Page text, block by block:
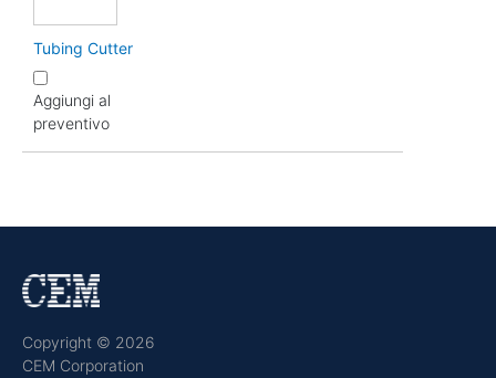
Tubing Cutter
Aggiungi al
preventivo
Copyright © 2026
CEM Corporation